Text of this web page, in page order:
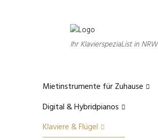
Ihr KlavierspeziaList in NRW
Mietinstrumente für Zuhause
Digital & Hybridpianos
Klaviere & Flügel